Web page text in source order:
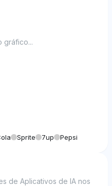
gráfico...
Sprite 7up Pepsi
de Aplicativos de IA nos